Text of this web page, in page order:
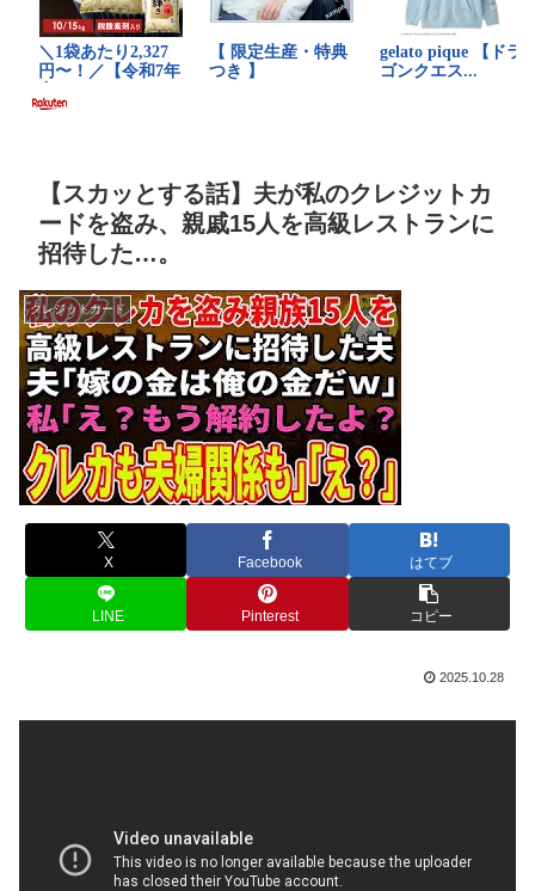
【スカッとする話】夫が私のクレジットカ
ードを盗み、親戚15人を高級レストランに
招待した…。
クレジットカード
X Facebook はてブ
LINE Pinterest コピー
2025.10.28